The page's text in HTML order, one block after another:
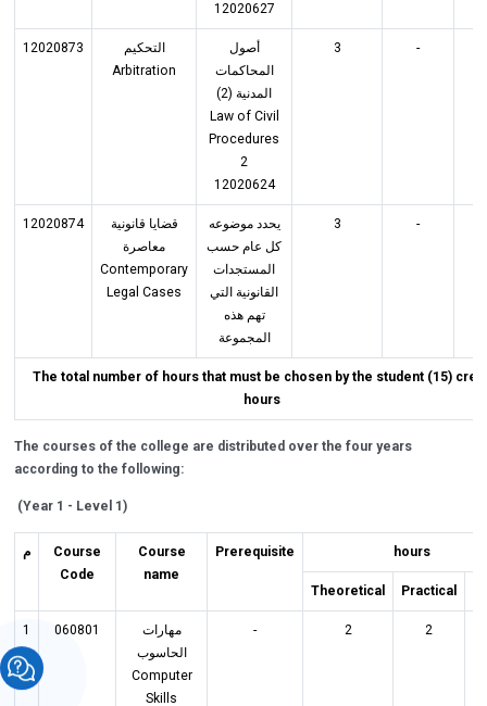
12020627
12020873
التحكيم
Arbitration
أصول
المحاكمات
المدنية (2)
Law of Civil
Procedures
2
12020624
3 -
12020874
قضايا قانونية
معاصرة
Contemporary
Legal Cases
يحدد موضوعه
كل عام حسب
المستجدات
القانونية التي
تهم هذه
المجموعة
3 -
The total number of hours that must be chosen by the student (15)
hours
The courses of the college are distributed over the four years
according to the following:
(Year 1 - Level 1)
م
Course
Code
Course
name
Prerequisite hours
Theoretical Practical
1 060801
مهارات
الحاسوب
Computer
Skills
- 2 2